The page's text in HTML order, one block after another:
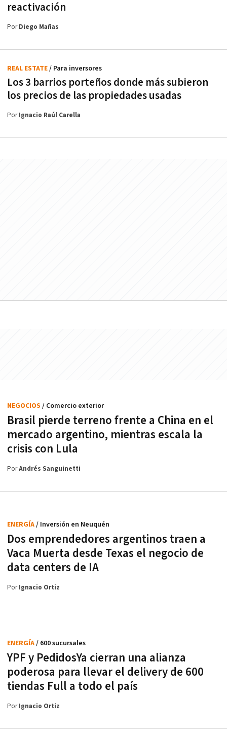
reactivación
PorDiego Mañas
Los 3 barrios porteños donde más subieron
los precios de las propiedades usadas
REAL ESTATE/ Para inversores
PorIgnacio Raúl Carella
Brasil pierde terreno frente a China en el
mercado argentino, mientras escala la
crisis con Lula
NEGOCIOS / Comercio exterior
PorAndrés Sanguinetti
Dos emprendedores argentinos traen a
Vaca Muerta desde Texas el negocio de
data centers de IA
ENERGÍA/ Inversión en Neuquén
PorIgnacio Ortiz
YPF y PedidosYa cierran una alianza
poderosa para llevar el delivery de 600
tiendas Full a todo el país
ENERGÍA/ 600 sucursales
PorIgnacio Ortiz